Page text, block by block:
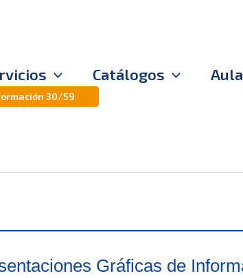
Catálogos
30/59
Gráficas de